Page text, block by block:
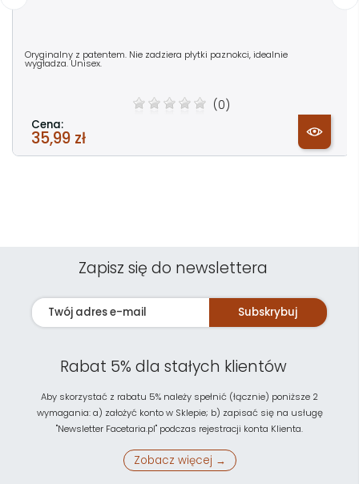
Oryginalny z patentem. Nie zadziera płytki paznokci, idealnie
wygładza. Unisex.
(0)
Cena:
35,99 zł
Zapisz się do newslettera
Subskrybuj
Rabat 5% dla stałych klientów
Aby skorzystać z rabatu 5% należy spełnić (łącznie) poniższe 2
wymagania: a) założyć konto w Sklepie; b) zapisać się na usługę
"Newsletter Facetaria.pl" podczas rejestracji konta Klienta.
Zobacz więcej →